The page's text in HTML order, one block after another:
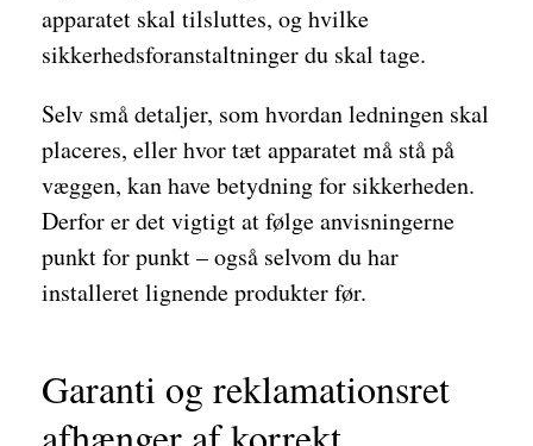
apparatet skal tilsluttes, og hvilke
sikkerhedsforanstaltninger du skal tage.
Selv små detaljer, som hvordan ledningen skal
placeres, eller hvor tæt apparatet må stå på
væggen, kan have betydning for sikkerheden.
Derfor er det vigtigt at følge anvisningerne
punkt for punkt – også selvom du har
installeret lignende produkter før.
Garanti og reklamationsret